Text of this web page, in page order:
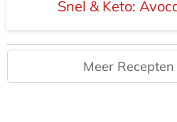
Snel & Keto:
Meer Recepten